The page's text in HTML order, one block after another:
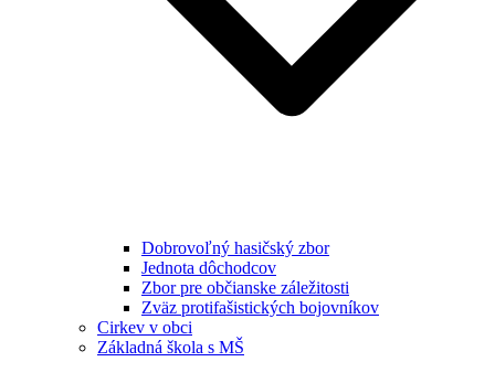
Dobrovoľný hasičský zbor
Jednota dôchodcov
Zbor pre občianske záležitosti
Zväz protifašistických bojovníkov
Cirkev v obci
Základná škola s MŠ